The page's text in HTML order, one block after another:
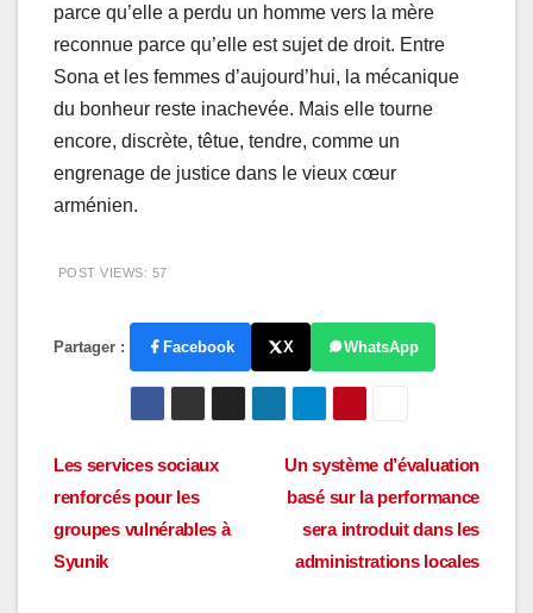
parce qu’elle a perdu un homme vers la mère
reconnue parce qu’elle est sujet de droit. Entre
Sona et les femmes d’aujourd’hui, la mécanique
du bonheur reste inachevée. Mais elle tourne
encore, discrète, têtue, tendre, comme un
engrenage de justice dans le vieux cœur
arménien.
POST VIEWS: 57
Partager : Facebook X WhatsApp
Navigation
de
l’article
Un système d’évaluation
basé sur la performance
sera introduit dans les
administrations locales
Les services sociaux
renforcés pour les
groupes vulnérables à
Syunik